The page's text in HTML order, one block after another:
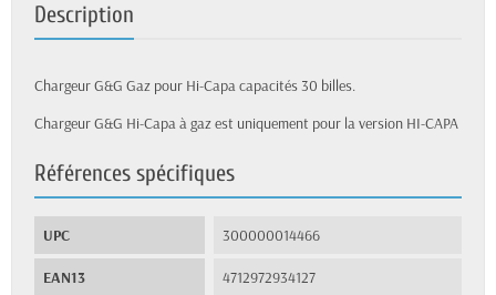
Description
Chargeur G&G Gaz pour Hi-Capa capacités 30 billes.
Chargeur G&G Hi-Capa à gaz est uniquement pour la version HI-CAPA
Références spécifiques
UPC 300000014466
EAN13 4712972934127